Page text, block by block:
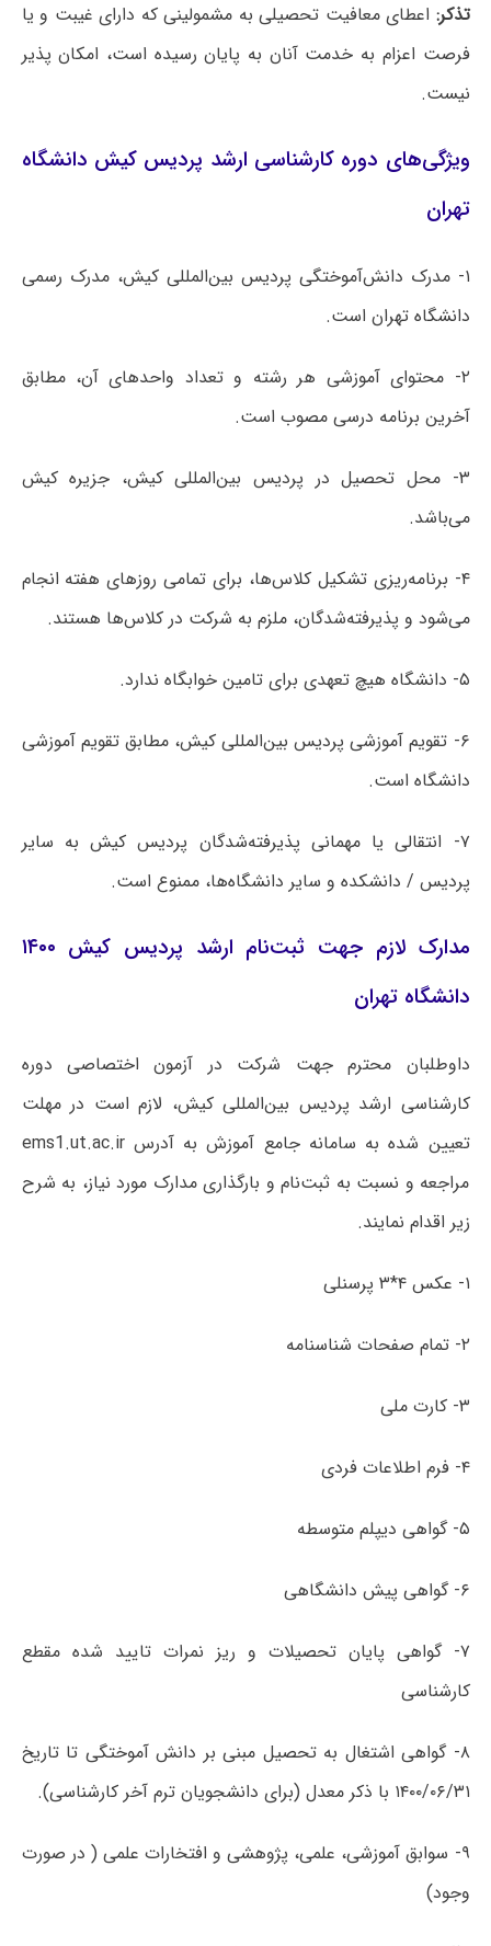
تذکر: اعطای معافیت تحصیلی به مشمولینی که دارای غیبت و یا
فرصت اعزام به خدمت آنان به پایان رسیده است، امکان پذیر
نیست.
ویژگی‌های دوره کارشناسی ارشد پردیس کیش دانشگاه
تهران
۱- مدرک دانش‌آموختگی پردیس بین‌المللی کیش، مدرک رسمی
دانشگاه تهران است.
۲- محتوای آموزشی هر رشته و تعداد واحدهای آن، مطابق
آخرین برنامه درسی مصوب است.
۳- محل تحصیل در پردیس بین‌المللی کیش، جزیره کیش
می‌باشد.
۴- برنامه‌ریزی تشکیل کلاس‌ها، برای تمامی روزهای هفته انجام
می‌شود و پذیرفته‌شدگان، ملزم به شرکت در کلاس‌ها هستند.
۵- دانشگاه هیچ تعهدی برای تامین خوابگاه ندارد.
۶- تقویم آموزشی پردیس بین‌المللی کیش، مطابق تقویم آموزشی
دانشگاه است.
۷- انتقالی یا مهمانی پذیرفته‌شدگان پردیس کیش به سایر
پردیس / دانشکده و سایر دانشگاه‌ها، ممنوع است.
مدارک لازم جهت ثبت‌نام ارشد پردیس کیش ۱۴۰۰
دانشگاه تهران
داوطلبان محترم جهت شرکت در آزمون اختصاصی دوره
کارشناسی ارشد پردیس بین‌المللی کیش، لازم است در مهلت
تعیین شده به سامانه جامع آموزش به آدرس ems1.ut.ac.ir
مراجعه و نسبت به ثبت‌نام و بارگذاری مدارک مورد نیاز، به شرح
زیر اقدام نمایند.
۱- عکس ۴*۳ پرسنلی
۲- تمام صفحات شناسنامه
۳- کارت ملی
۴- فرم اطلاعات فردی
۵- گواهی دیپلم متوسطه
۶- گواهی پیش دانشگاهی
۷- گواهی پایان تحصیلات و ریز نمرات تایید شده مقطع
کارشناسی
۸- گواهی اشتغال به تحصیل مبنی بر دانش آموختگی تا تاریخ
۱۴۰۰/۰۶/۳۱ با ذکر معدل (برای دانشجویان ترم آخر کارشناسی).
۹- سوابق آموزشی، علمی، پژوهشی و افتخارات علمی ( در صورت
وجود)